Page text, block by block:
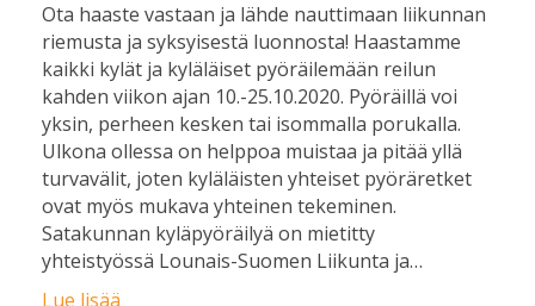
Ota haaste vastaan ja lähde nauttimaan liikunnan
riemusta ja syksyisestä luonnosta! Haastamme
kaikki kylät ja kyläläiset pyöräilemään reilun
kahden viikon ajan 10.-25.10.2020. Pyöräillä voi
yksin, perheen kesken tai isommalla porukalla.
Ulkona ollessa on helppoa muistaa ja pitää yllä
turvavälit, joten kyläläisten yhteiset pyöräretket
ovat myös mukava yhteinen tekeminen.
Satakunnan kyläpyöräilyä on mietitty
yhteistyössä Lounais-Suomen Liikunta ja…
Lue lisää